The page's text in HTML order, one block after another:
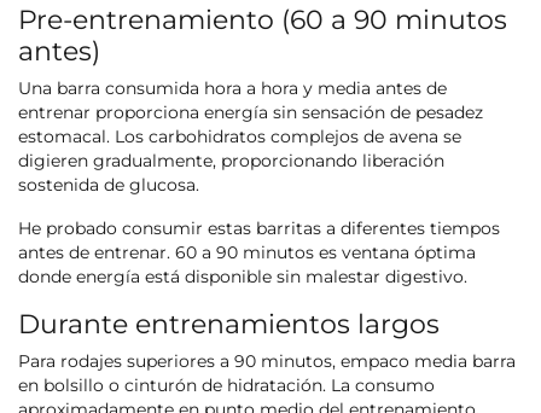
Pre-entrenamiento (60 a 90 minutos
antes)
Una barra consumida hora a hora y media antes de
entrenar proporciona energía sin sensación de pesadez
estomacal. Los carbohidratos complejos de avena se
digieren gradualmente, proporcionando liberación
sostenida de glucosa.
He probado consumir estas barritas a diferentes tiempos
antes de entrenar. 60 a 90 minutos es ventana óptima
donde energía está disponible sin malestar digestivo.
Durante entrenamientos largos
Para rodajes superiores a 90 minutos, empaco media barra
en bolsillo o cinturón de hidratación. La consumo
aproximadamente en punto medio del entrenamiento.